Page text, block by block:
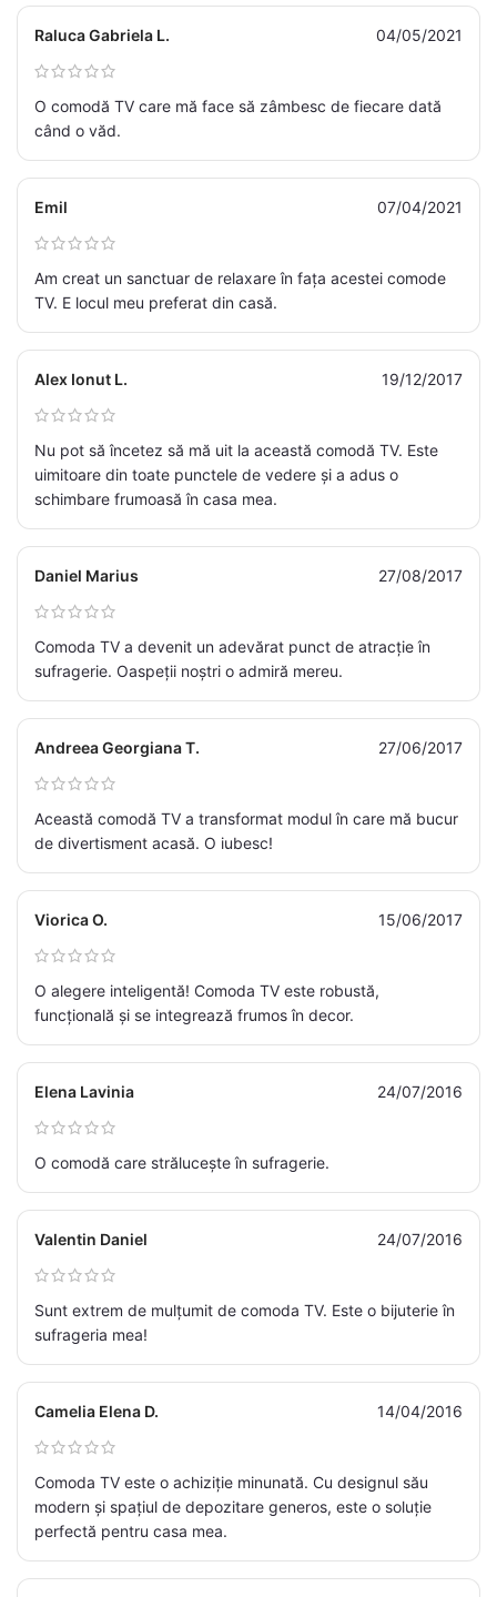
Raluca Gabriela L. 04/05/2021
O comodă TV care mă face să zâmbesc de fiecare dată
când o văd.
Emil 07/04/2021
Am creat un sanctuar de relaxare în fața acestei comode
TV. E locul meu preferat din casă.
Alex Ionut L. 19/12/2017
Nu pot să încetez să mă uit la această comodă TV. Este
uimitoare din toate punctele de vedere și a adus o
schimbare frumoasă în casa mea.
Daniel Marius 27/08/2017
Comoda TV a devenit un adevărat punct de atracție în
sufragerie. Oaspeții noștri o admiră mereu.
Andreea Georgiana T. 27/06/2017
Această comodă TV a transformat modul în care mă bucur
de divertisment acasă. O iubesc!
Viorica O. 15/06/2017
O alegere inteligentă! Comoda TV este robustă,
funcțională și se integrează frumos în decor.
Elena Lavinia 24/07/2016
O comodă care strălucește în sufragerie.
Valentin Daniel 24/07/2016
Sunt extrem de mulțumit de comoda TV. Este o bijuterie în
sufrageria mea!
Camelia Elena D. 14/04/2016
Comoda TV este o achiziție minunată. Cu designul său
modern și spațiul de depozitare generos, este o soluție
perfectă pentru casa mea.